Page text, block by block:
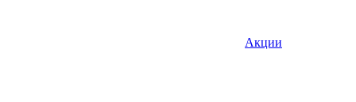
Акции